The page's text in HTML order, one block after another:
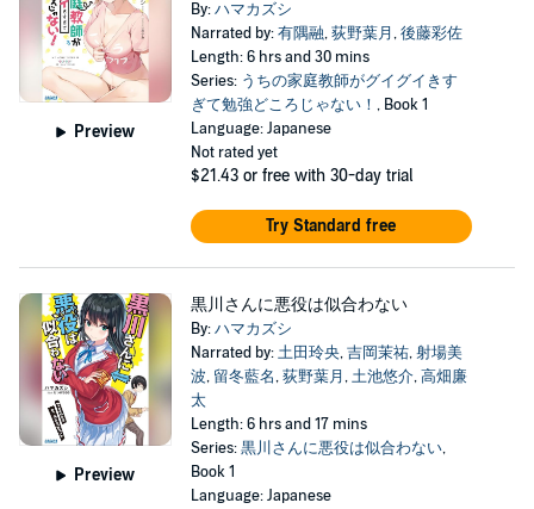
Preview
By:ハマカズシ
Narrated by:有隅融,荻野葉月,後藤彩佐
Length: 6 hrs and 30 mins
Series: うちの家庭教師がグイグイきす
ぎて勉強どころじゃない！ , Book 1
Language: Japanese
Not rated yet
$21.43 or free with 30-day trial
Try Standard free
Preview
黒川さんに悪役は似合わない
By:ハマカズシ
Narrated by:土田玲央,吉岡茉祐,射場美
波, 留冬藍名,荻野葉月,土池悠介,高畑廉
太
Length: 6 hrs and 17 mins
Series:黒川さんに悪役は似合わない,
Book 1
Language: Japanese